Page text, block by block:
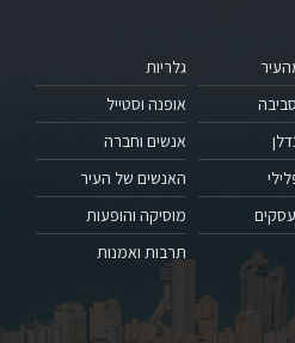
גלריות
אופנה וסטייל
אנשים וחברה
האנשים של העיר
מוסיקה והופעות
תרבות ואמנות